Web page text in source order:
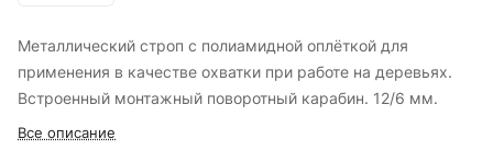
Металлический строп с полиамидной оплёткой для
применения в качестве охватки при работе на деревьях.
Встроенный монтажный поворотный карабин. 12/6 мм.
Все описание